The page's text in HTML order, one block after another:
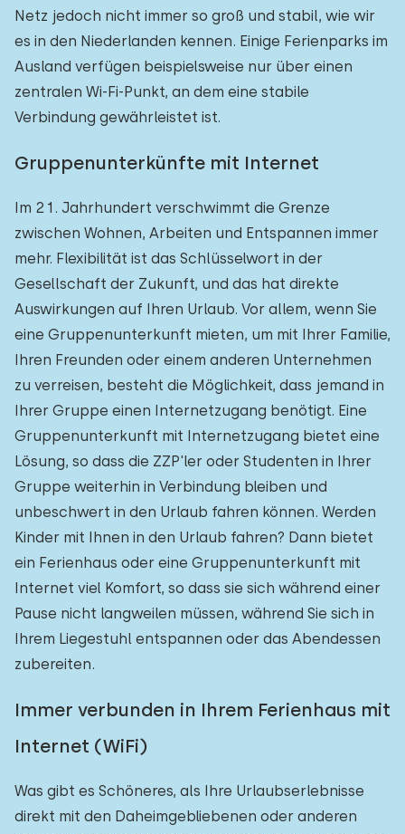
Netz jedoch nicht immer so groß und stabil, wie wir
es in den Niederlanden kennen. Einige Ferienparks im
Ausland verfügen beispielsweise nur über einen
zentralen Wi-Fi-Punkt, an dem eine stabile
Verbindung gewährleistet ist.
Gruppenunterkünfte mit Internet
Im 21. Jahrhundert verschwimmt die Grenze
zwischen Wohnen, Arbeiten und Entspannen immer
mehr. Flexibilität ist das Schlüsselwort in der
Gesellschaft der Zukunft, und das hat direkte
Auswirkungen auf Ihren Urlaub. Vor allem, wenn Sie
eine Gruppenunterkunft mieten, um mit Ihrer Familie,
Ihren Freunden oder einem anderen Unternehmen
zu verreisen, besteht die Möglichkeit, dass jemand in
Ihrer Gruppe einen Internetzugang benötigt. Eine
Gruppenunterkunft mit Internetzugang bietet eine
Lösung, so dass die ZZP'ler oder Studenten in Ihrer
Gruppe weiterhin in Verbindung bleiben und
unbeschwert in den Urlaub fahren können. Werden
Kinder mit Ihnen in den Urlaub fahren? Dann bietet
ein Ferienhaus oder eine Gruppenunterkunft mit
Internet viel Komfort, so dass sie sich während einer
Pause nicht langweilen müssen, während Sie sich in
Ihrem Liegestuhl entspannen oder das Abendessen
zubereiten.
Immer verbunden in Ihrem Ferienhaus mit
Internet (WiFi)
Was gibt es Schöneres, als Ihre Urlaubserlebnisse
direkt mit den Daheimgebliebenen oder anderen